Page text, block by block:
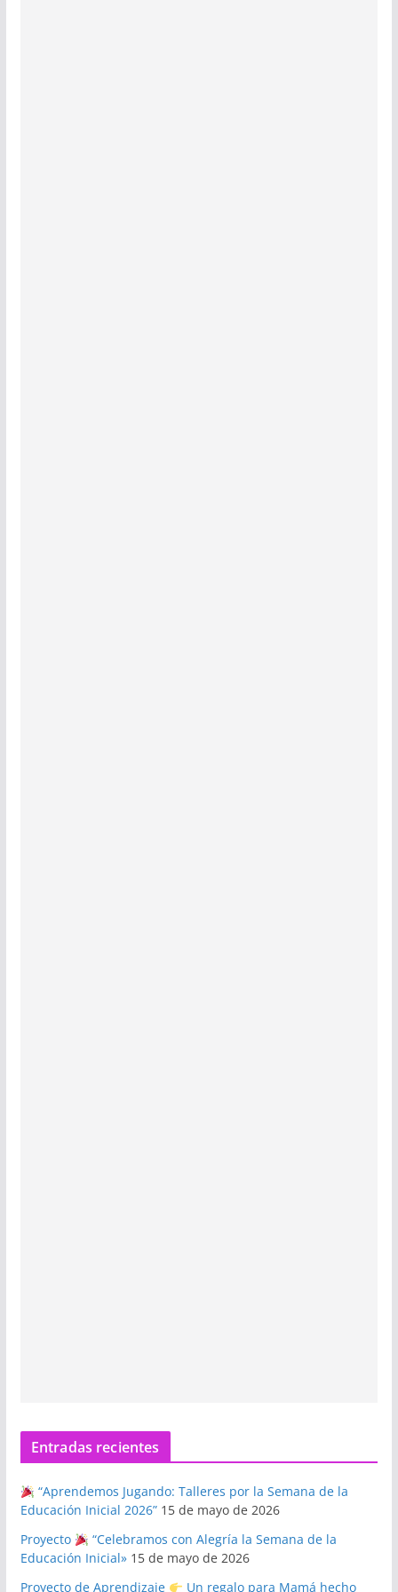
Entradas recientes
“Aprendemos Jugando: Talleres por la Semana de la
Educación Inicial 2026” 15 de mayo de 2026
Proyecto
“Celebramos con Alegría la Semana de la
Educación Inicial» 15 de mayo de 2026
Proyecto de Aprendizaje
Un regalo para Mamá hecho